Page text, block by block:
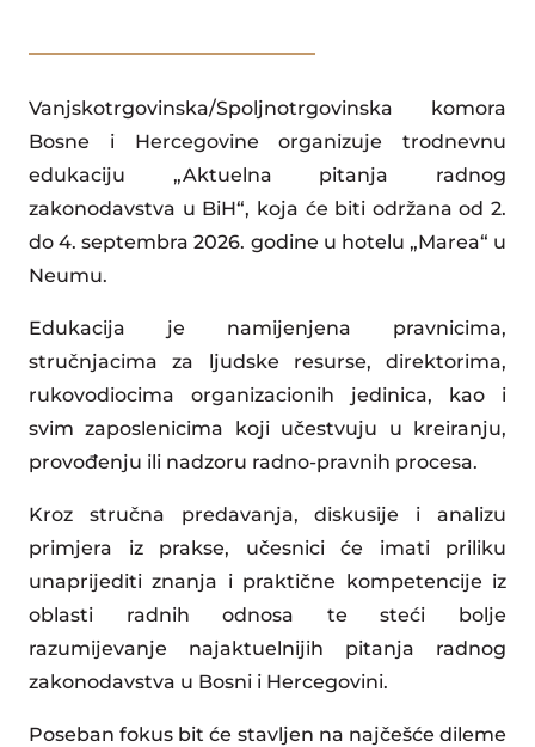
Vanjskotrgovinska/Spoljnotrgovinska komora
Bosne i Hercegovine organizuje trodnevnu
edukaciju „Aktuelna pitanja radnog
zakonodavstva u BiH“, koja će biti održana od 2.
do 4. septembra 2026. godine u hotelu „Marea“ u
Neumu.
Edukacija je namijenjena pravnicima,
stručnjacima za ljudske resurse, direktorima,
rukovodiocima organizacionih jedinica, kao i
svim zaposlenicima koji učestvuju u kreiranju,
provođenju ili nadzoru radno-pravnih procesa.
Kroz stručna predavanja, diskusije i analizu
primjera iz prakse, učesnici će imati priliku
unaprijediti znanja i praktične kompetencije iz
oblasti radnih odnosa te steći bolje
razumijevanje najaktuelnijih pitanja radnog
zakonodavstva u Bosni i Hercegovini.
Poseban fokus bit će stavljen na najčešće dileme